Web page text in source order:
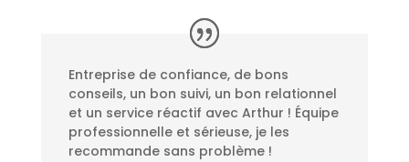
Entreprise de confiance, de bons
conseils, un bon suivi, un bon relationnel
et un service réactif avec Arthur ! Équipe
professionnelle et sérieuse, je les
recommande sans problème !